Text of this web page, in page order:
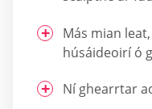
Más mian
húsáideoirí ó
Ní ghearrtar